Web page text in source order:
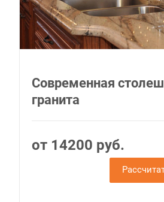
Современная
гранита
от 14200 руб.